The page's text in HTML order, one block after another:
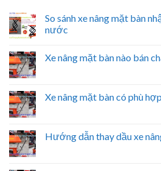
So sánh xe nâng mặt bàn
nước
Xe nâng mặt bàn nào bán
Xe nâng mặt bàn có phù
Hướng dẫn thay dầu xe